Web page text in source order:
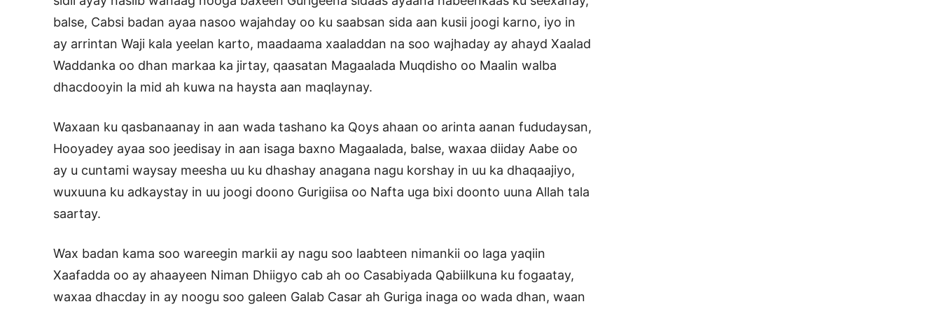
balse, Cabsi badan ayaa nasoo wajahday oo ku saabsan sida aan kusii joogi karno, iyo in
ay arrintan Waji kala yeelan karto, maadaama xaaladdan na soo wajhaday ay ahayd Xaalad
Waddanka oo dhan markaa ka jirtay, qaasatan Magaalada Muqdisho oo Maalin walba
dhacdooyin la mid ah kuwa na haysta aan maqlaynay.
Waxaan ku qasbanaanay in aan wada tashano ka Qoys ahaan oo arinta aanan fududaysan,
Hooyadey ayaa soo jeedisay in aan isaga baxno Magaalada, balse, waxaa diiday Aabe oo
ay u cuntami waysay meesha uu ku dhashay anagana nagu korshay in uu ka dhaqaajiyo,
wuxuuna ku adkaystay in uu joogi doono Gurigiisa oo Nafta uga bixi doonto uuna Allah tala
saartay.
Wax badan kama soo wareegin markii ay nagu soo laabteen nimankii oo laga yaqiin
Xaafadda oo ay ahaayeen Niman Dhiigyo cab ah oo Casabiyada Qabiilkuna ku fogaatay,
waxaa dhacday in ay noogu soo galeen Galab Casar ah Guriga inaga oo wada dhan, waan